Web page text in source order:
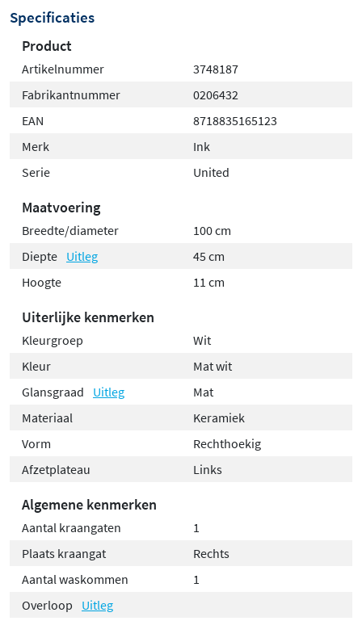
Specificaties
Product
Artikelnummer
3748187
Fabrikantnummer
0206432
EAN
8718835165123
Merk
Ink
Serie
United
Maatvoering
Breedte/diameter
100 cm
Diepte Uitleg
45 cm
Hoogte
11 cm
Uiterlijke kenmerken
Kleurgroep
Wit
Kleur
Mat wit
Glansgraad
Uitleg
Mat
Materiaal
Keramiek
Vorm
Rechthoekig
Afzetplateau
Links
Algemene kenmerken
Aantal kraangaten
1
Plaats kraangat
Rechts
Aantal waskommen
1
Overloop
Uitleg